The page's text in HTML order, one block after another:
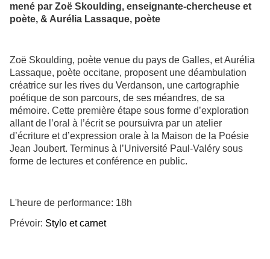
mené par Zoë Skoulding, enseignante-chercheuse et
poète, & Aurélia Lassaque, poète
Zoë Skoulding, poète venue du pays de Galles, et Aurélia
Lassaque, poète occitane, proposent une déambulation
créatrice sur les rives du Verdanson, une cartographie
poétique de son parcours, de ses méandres, de sa
mémoire. Cette première étape sous forme d’exploration
allant de l’oral à l’écrit se poursuivra par un atelier
d’écriture et d’expression orale à la Maison de la Poésie
Jean Joubert. Terminus à l’Université Paul-Valéry sous
forme de lectures et conférence en public.
L'heure de performance: 18h
Prévoir: Stylo et carnet